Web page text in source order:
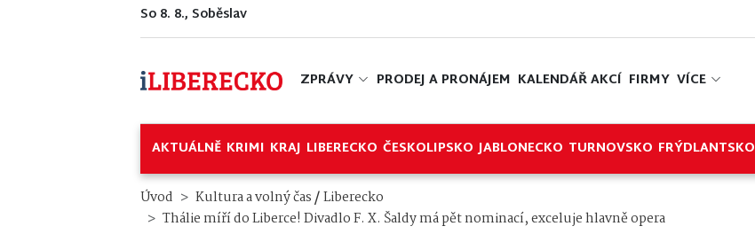
So 8. 8., Soběslav
ZPRÁVY PRODEJ A PRONÁJEM KALENDÁŘ AKCÍ FIRMY VÍCE
AKTUÁLNĚ KRIMI KRAJ LIBERECKO ČESKOLIPSKO JABLONECKO TURNOVSKO FRÝDLANTSKO
Úvod Kultura a volný čas/Liberecko
Thálie míří do Liberce! Divadlo F. X. Šaldy má pět nominací, exceluje hlavně opera